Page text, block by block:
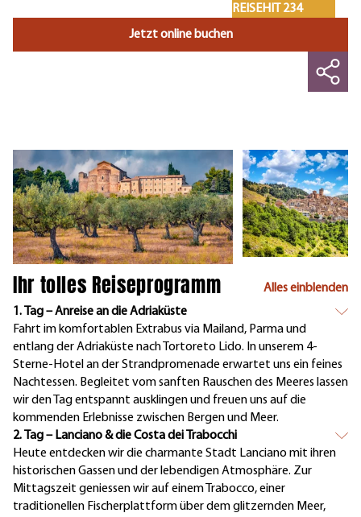
REISEHIT 234
Jetzt online buchen
Ihr tolles Reiseprogramm
Alles einblenden
1. Tag – Anreise an die Adriaküste
Fahrt im komfortablen Extrabus via Mailand, Parma und
entlang der Adriaküste nach Tortoreto Lido. In unserem 4-
Sterne-Hotel an der Strandpromenade erwartet uns ein feines
Nachtessen. Begleitet vom sanften Rauschen des Meeres lassen
wir den Tag entspannt ausklingen und freuen uns auf die
kommenden Erlebnisse zwischen Bergen und Meer.
2. Tag – Lanciano & die Costa dei Trabocchi
Heute entdecken wir die charmante Stadt Lanciano mit ihren
historischen Gassen und der lebendigen Atmosphäre. Zur
Mittagszeit geniessen wir auf einem Trabocco, einer
traditionellen Fischerplattform über dem glitzernden Meer,